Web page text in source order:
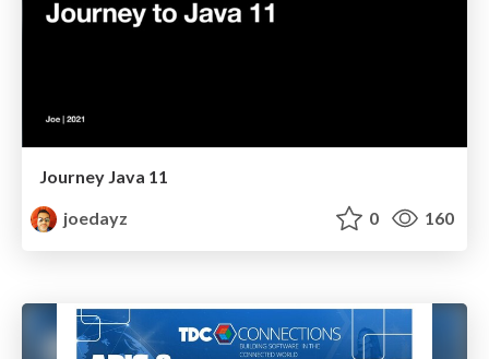
Journey Java 11
joedayz
0 160